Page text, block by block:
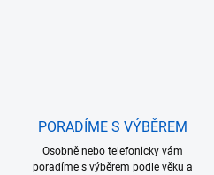
PORADÍME S VÝBĚREM
Osobně nebo telefonicky vám
poradíme s výběrem podle věku a